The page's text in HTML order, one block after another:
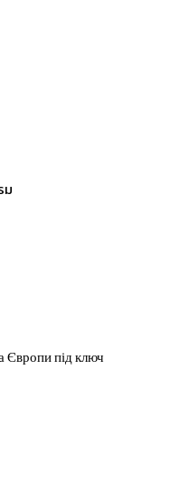
ม
під ключ